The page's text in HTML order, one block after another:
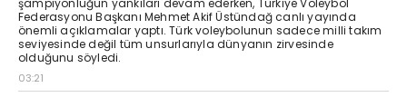
şampiyonluğun yankıları devam ederken, Türkiye Voleybol
Federasyonu Başkanı Mehmet Akif Üstündağ canlı yayında
önemli açıklamalar yaptı. Türk voleybolunun sadece milli takım
seviyesinde değil tüm unsurlarıyla dünyanın zirvesinde
olduğunu söyledi.
03:21